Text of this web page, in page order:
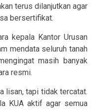
terus dilanjutkan agar
bersertifikat.
kepala Kantor Urusan
mendata seluruh tanah
masih banyak
resmi.
lisan, tapi tidak tercatat.
KUA aktif agar semua